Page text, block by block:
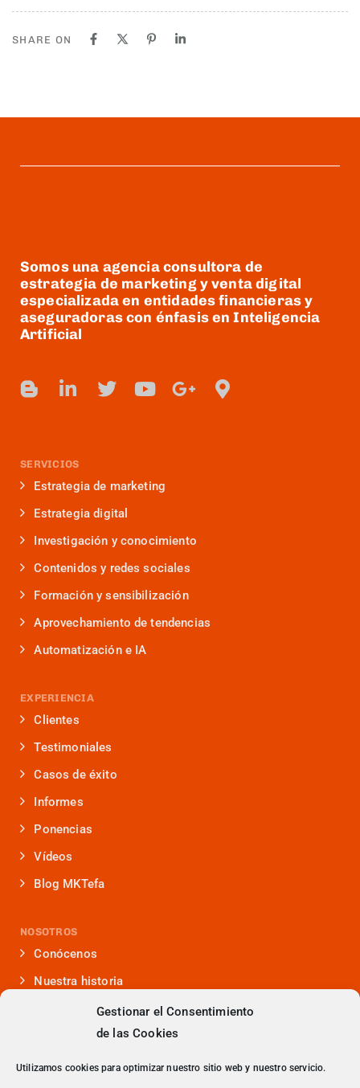
Gestionar el Consentimiento
de las Cookies
Utilizamos cookies para optimizar nuestro sitio web y nuestro servicio.
SHARE ON
Somos una agencia consultora de
estrategia de marketing y venta digital
especializada en entidades financieras y
aseguradoras con énfasis en Inteligencia
Artificial
SERVICIOS
Estrategia de marketing
Estrategia digital
Investigación y conocimiento
Contenidos y redes sociales
Formación y sensibilización
Aprovechamiento de tendencias
Automatización e IA
EXPERIENCIA
Clientes
Testimoniales
Casos de éxito
Informes
Ponencias
Vídeos
Blog MKTefa
NOSOTROS
Conócenos
Nuestra historia
Iniciativas que lideramos
Noticias y eventos
Presencia en medios